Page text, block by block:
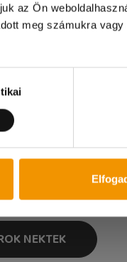
az Ön
meg számukra vagy
sincs lehetőség!
NEKTEK